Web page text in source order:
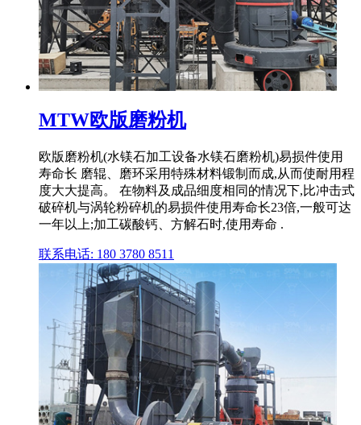
MTW欧版磨粉机
欧版磨粉机(水镁石加工设备水镁石磨粉机)易损件使用
寿命长 磨辊、磨环采用特殊材料锻制而成,从而使耐用程
度大大提高。 在物料及成品细度相同的情况下,比冲击式
破碎机与涡轮粉碎机的易损件使用寿命长23倍,一般可达
一年以上;加工碳酸钙、方解石时,使用寿命 .
联系电话: 180 3780 8511